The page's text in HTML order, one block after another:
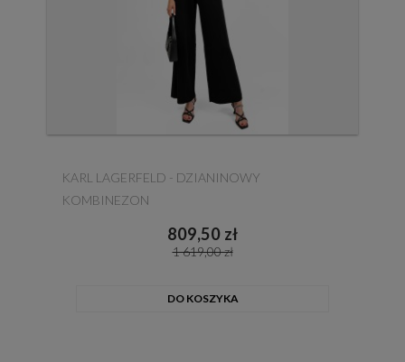
KARL LAGERFELD - DZIANINOWY
KOMBINEZON
809,50 zł
1 619,00 zł
DO KOSZYKA